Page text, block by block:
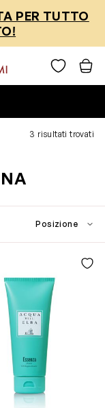
PER TUTTO
3 risultati trovati